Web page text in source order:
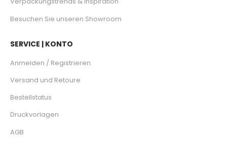
Besuchen Sie unseren Showroom
SERVICE | KONTO
Anmelden / Registrieren
Versand und Retoure
Bestellstatus
Druckvorlagen
AGB